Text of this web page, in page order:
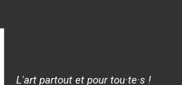
L'art partout et pour tou·te·s !